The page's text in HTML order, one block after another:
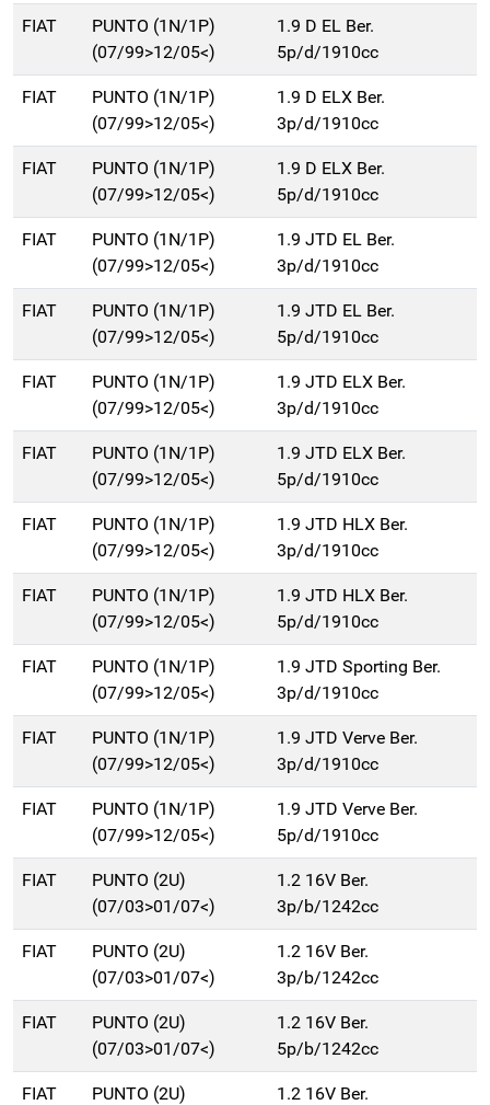
FIAT
PUNTO (1N/1P)
(07/99>12/05<)
1.9 D EL Ber.
5p/d/1910cc
FIAT
PUNTO (1N/1P)
(07/99>12/05<)
1.9 D ELX Ber.
3p/d/1910cc
FIAT
PUNTO (1N/1P)
(07/99>12/05<)
1.9 D ELX Ber.
5p/d/1910cc
FIAT
PUNTO (1N/1P)
(07/99>12/05<)
1.9 JTD EL Ber.
3p/d/1910cc
FIAT
PUNTO (1N/1P)
(07/99>12/05<)
1.9 JTD EL Ber.
5p/d/1910cc
FIAT
PUNTO (1N/1P)
(07/99>12/05<)
1.9 JTD ELX Ber.
3p/d/1910cc
FIAT
PUNTO (1N/1P)
(07/99>12/05<)
1.9 JTD ELX Ber.
5p/d/1910cc
FIAT
PUNTO (1N/1P)
(07/99>12/05<)
1.9 JTD HLX Ber.
3p/d/1910cc
FIAT
PUNTO (1N/1P)
(07/99>12/05<)
1.9 JTD HLX Ber.
5p/d/1910cc
FIAT
PUNTO (1N/1P)
(07/99>12/05<)
1.9 JTD Sporting Ber.
3p/d/1910cc
FIAT
PUNTO (1N/1P)
(07/99>12/05<)
1.9 JTD Verve Ber.
3p/d/1910cc
FIAT
PUNTO (1N/1P)
(07/99>12/05<)
1.9 JTD Verve Ber.
5p/d/1910cc
FIAT
PUNTO (2U)
(07/03>01/07<)
1.2 16V Ber.
3p/b/1242cc
FIAT
PUNTO (2U)
(07/03>01/07<)
1.2 16V Ber.
3p/b/1242cc
FIAT
PUNTO (2U)
(07/03>01/07<)
1.2 16V Ber.
5p/b/1242cc
FIAT
PUNTO (2U)
1.2 16V Ber.